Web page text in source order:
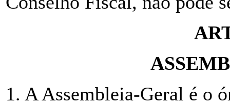
1. A Assembleia-Geral é o